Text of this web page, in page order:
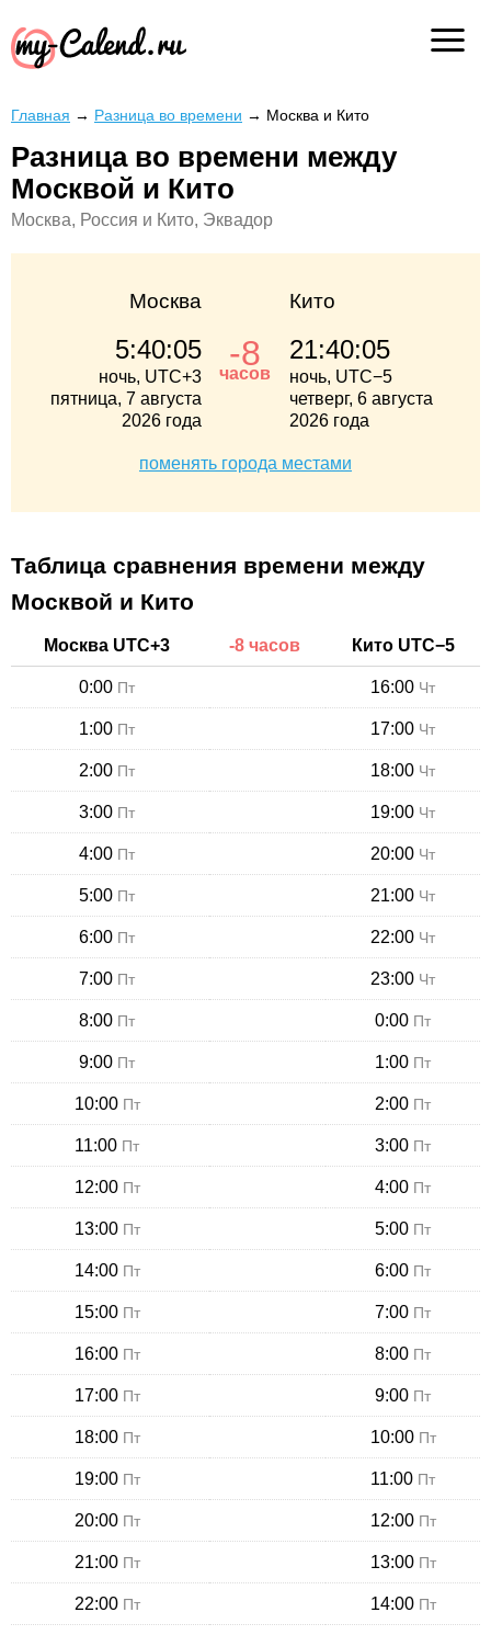
Главная → Разница во времени → Москва и Кито
Разница во времени между
Москвой и Кито
Москва, Россия и Кито, Эквадор
Москва Кито
5:40:05
ночь, UTC+3
пятница, 7 августа
2026 года
-8
часов
21:40:05
ночь, UTC−5
четверг, 6 августа
2026 года
поменять города местами
Таблица сравнения времени между
Москвой и Кито
Москва UTC+3 -8 часов Кито UTC−5
0:00 Пт 16:00 Чт
1:00 Пт 17:00 Чт
2:00 Пт 18:00 Чт
3:00 Пт 19:00 Чт
4:00 Пт 20:00 Чт
5:00 Пт 21:00 Чт
6:00 Пт 22:00 Чт
7:00 Пт 23:00 Чт
8:00 Пт 0:00 Пт
9:00 Пт 1:00 Пт
10:00 Пт 2:00 Пт
11:00 Пт 3:00 Пт
12:00 Пт 4:00 Пт
13:00 Пт 5:00 Пт
14:00 Пт 6:00 Пт
15:00 Пт 7:00 Пт
16:00 Пт 8:00 Пт
17:00 Пт 9:00 Пт
18:00 Пт 10:00 Пт
19:00 Пт 11:00 Пт
20:00 Пт 12:00 Пт
21:00 Пт 13:00 Пт
22:00 Пт 14:00 Пт